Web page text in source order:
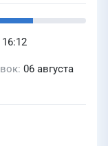
16:12
06 августа